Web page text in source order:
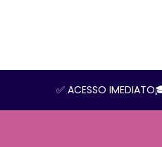
✅ ACESSO IMEDIATO